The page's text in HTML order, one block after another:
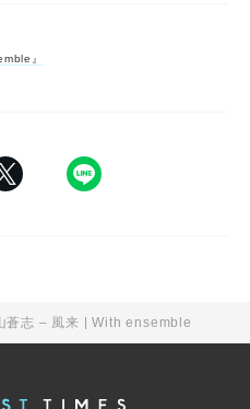
』
蒼志 – 風来 | With ensemble